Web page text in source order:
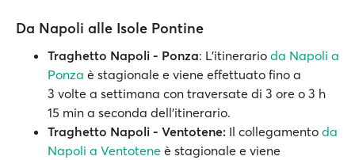
Da Napoli alle Isole Pontine
Traghetto Napoli - Ponza: L'itinerario da Napoli a
Ponza è stagionale e viene effettuato fino a
3 volte a settimana con traversate di 3 ore o 3 h
15 min a seconda dell'itinerario.
Traghetto Napoli - Ventotene: Il collegamento da
Napoli a Ventotene è stagionale e viene